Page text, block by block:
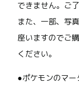
できません。ご
また、一部、写
座いますのでご
ください。
●ポケモンのマー